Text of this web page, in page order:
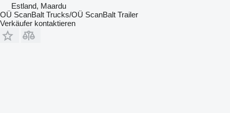
Estland, Maardu
OÜ ScanBalt Trucks/OÜ ScanBalt Trailer
Verkäufer kontaktieren